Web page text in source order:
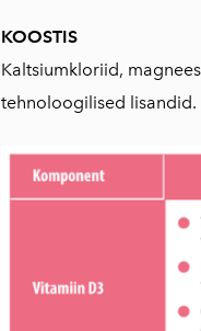
KOOSTIS
Kaltsiumkloriid,
tehnoloogilised lisandid.